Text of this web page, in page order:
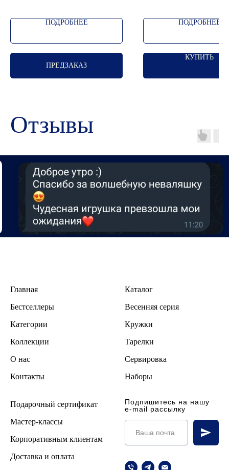
ПОДРОБНЕЕ
ПРЕДЗАКАЗ
ПОДРОБНЕЕ
КУПИТЬ
Отзывы
Главная
Бестселлеры
Категории
Коллекции
О нас
Контакты
Каталог
Весенняя серия
Кружки
Тарелки
Сервировка
Наборы
Подарочный сертификат
Мастер-классы
Корпоративным клиентам
Доставка и оплата
Подпишитесь на нашу
e-mail рассылку